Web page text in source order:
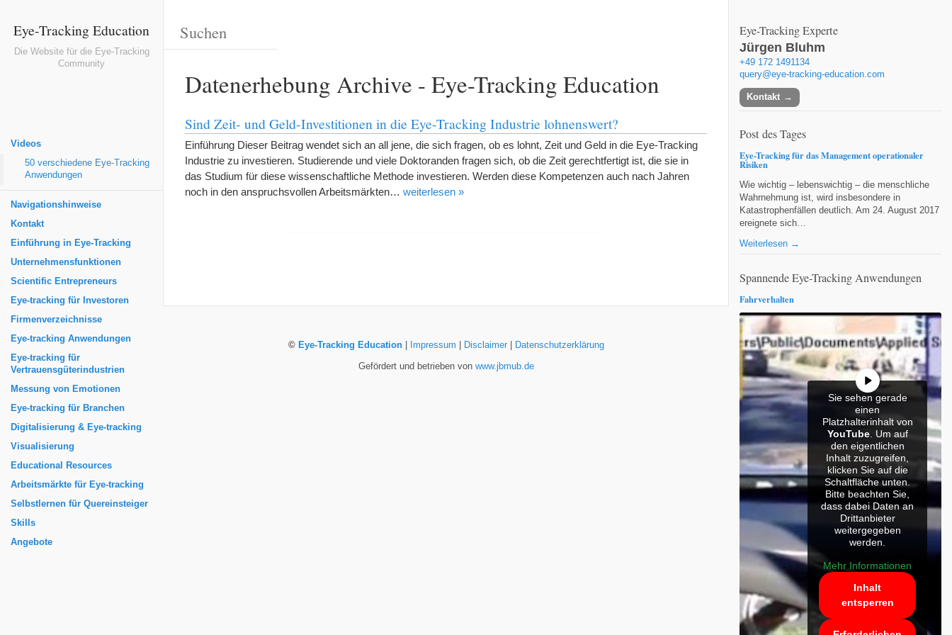
Eye-Tracking Education
Die Website für die Eye-Tracking
Community
Videos
50 verschiedene Eye-Tracking
Anwendungen
Navigationshinweise
Kontakt
Einführung in Eye-Tracking
Unternehmensfunktionen
Scientific Entrepreneurs
Eye-tracking für Investoren
Firmenverzeichnisse
Eye-tracking Anwendungen
Eye-tracking für
Vertrauensgüterindustrien
Messung von Emotionen
Eye-tracking für Branchen
Digitalisierung & Eye-tracking
Visualisierung
Educational Resources
Arbeitsmärkte für Eye-tracking
Selbstlernen für Quereinsteiger
Skills
Angebote
Datenerhebung Archive - Eye-Tracking Education
Sind Zeit- und Geld-Investitionen in die Eye-Tracking Industrie lohnenswert?
Einführung Dieser Beitrag wendet sich an all jene, die sich fragen, ob es lohnt, Zeit und Geld in die Eye-Tracking
Industrie zu investieren. Studierende und viele Doktoranden fragen sich, ob die Zeit gerechtfertigt ist, die sie in
das Studium für diese wissenschaftliche Methode investieren. Werden diese Kompetenzen auch nach Jahren
noch in den anspruchsvollen Arbeitsmärkten… weiterlesen »
Eye-Tracking Experte
Jürgen Bluhm
+49 172 1491134
query@eye-tracking-education.com
Kontakt
Post des Tages
Eye-Tracking für das Management operationaler
Risiken
Wie wichtig – lebenswichtig – die menschliche
Wahrnehmung ist, wird insbesondere in
Katastrophenfällen deutlich. Am 24. August 2017
ereignete sich…
Weiterlesen →
Spannende Eye-Tracking Anwendungen
Fahrverhalten
Sie sehen gerade
einen
Platzhalterinhalt von
YouTube. Um auf
den eigentlichen
Inhalt zuzugreifen,
klicken Sie auf die
Schaltfläche unten.
Bitte beachten Sie,
dass dabei Daten an
Drittanbieter
weitergegeben
werden.
Mehr Informationen
Inhalt
entsperren
© Eye-Tracking Education| Impressum Disclaimer| Datenschutzerklärung
Gefördert und betrieben von www.jbmub.de